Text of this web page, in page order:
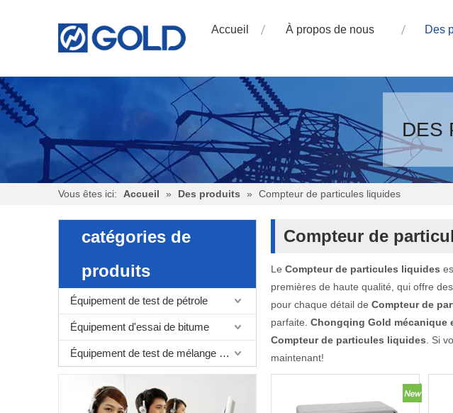
Accueil À propos de nous Des
DES
Vous êtes ici: Accueil » Des produits » Compteur de particules liquides
catégories de
produits
Équipement de test de pétrole
Équipement d'essai de bitume
Équipement de test de mélange bitumineux
Compteur de
Le Compteur de particules liquides
premières de haute qualité, qui offre
pour chaque détail de Compteur de
parfaite. Chongqing Gold mécanique
Compteur de particules liquides . Si
maintenant!